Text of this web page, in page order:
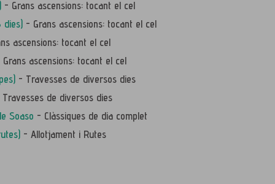
- Grans ascensions: tocant el cel
dies) - Grans ascensions: tocant el cel
ascensions: tocant el cel
ascensions: tocant el cel
- Travesses de diversos dies
de diversos dies
Soaso - Clàssiques de dia complet
- Allotjament i Rutes